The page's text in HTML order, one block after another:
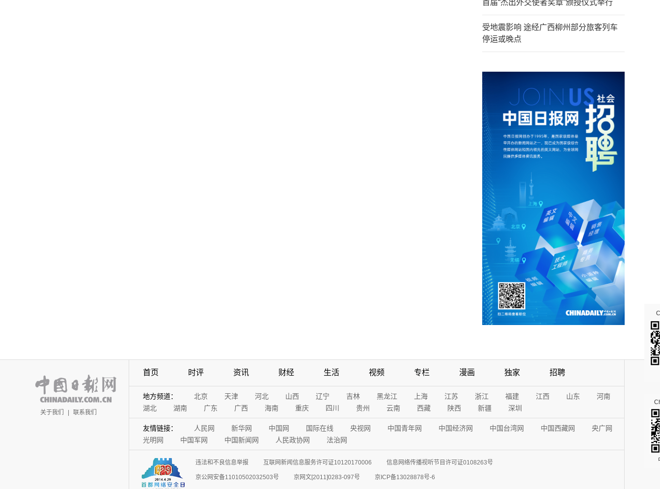
首届“杰出外交使者奖章”颁授仪式举行
受地震影响 途经广西柳州部分旅客列车
停运或晚点
关于我们 | 联系我们
首页 时评 资讯 财经 生活 视频 专栏 漫画 独家 招聘
地方频道： 北京 天津 河北 山西 辽宁 吉林 黑龙江 上海 江苏 浙江 福建 江西 山东
河南
湖北
湖南 广东 广西 海南 重庆 四川 贵州 云南 西藏 陕西 新疆 深圳
友情链接： 人民网 新华网 中国网 国际在线 央视网 中国青年网 中国经济网 中国台湾网 中国西藏网
央广网
光明网
中国军网 中国新闻网 人民政协网 法治网
违法和不良信息举报 互联网新闻信息服务许可证10120170006 信息网络传播视听节目许可证0108263号
京公网安备11010502032503号 京网文[2011]0283-097号 京ICP备13028878号-6